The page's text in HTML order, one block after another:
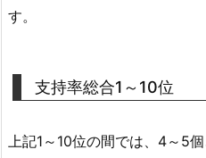
す。
支持率総合1～10位
上記1～10位の間では、4～5